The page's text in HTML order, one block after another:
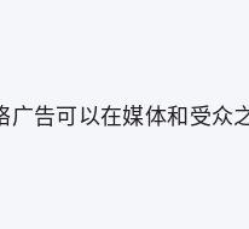
告可以在媒体和受